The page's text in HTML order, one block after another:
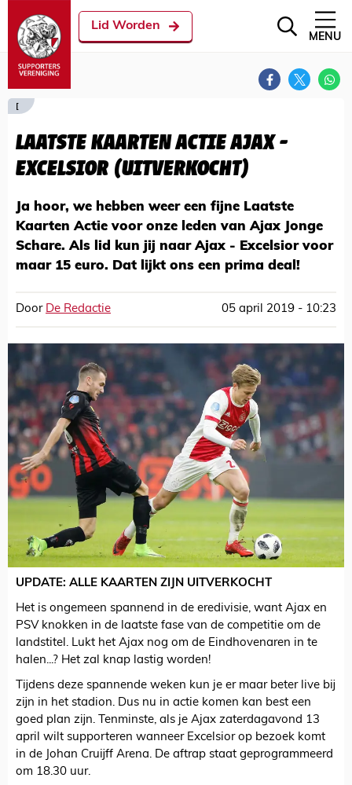
Lid Worden
MENU
[
LAATSTE KAARTEN ACTIE AJAX -
EXCELSIOR (UITVERKOCHT)
Ja hoor, we hebben weer een fijne Laatste
Kaarten Actie voor onze leden van Ajax Jonge
Schare. Als lid kun jij naar Ajax - Excelsior voor
maar 15 euro. Dat lijkt ons een prima deal!
Door De Redactie 05 april 2019 - 10:23
UPDATE: ALLE KAARTEN ZIJN UITVERKOCHT
Het is ongemeen spannend in de eredivisie, want Ajax en
PSV knokken in de laatste fase van de competitie om de
landstitel. Lukt het Ajax nog om de Eindhovenaren in te
halen...? Het zal knap lastig worden!
Tijdens deze spannende weken kun je er maar beter live bij
zijn in het stadion. Dus nu in actie komen kan best een
goed plan zijn. Tenminste, als je Ajax zaterdagavond 13
april wilt supporteren wanneer Excelsior op bezoek komt
in de Johan Cruijff Arena. De aftrap staat geprogrammeerd
om 18.30 uur.